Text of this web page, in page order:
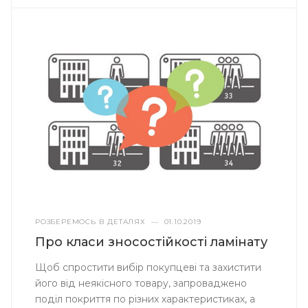
РОЗБЕРЕМОСЬ В ДЕТАЛЯХ — 01.10.2019
Про класи зносостійкості ламінату
Щоб спростити вибір покупцеві та захистити
його від неякісного товару, запроваджено
поділ покриття по різних характеристиках, а